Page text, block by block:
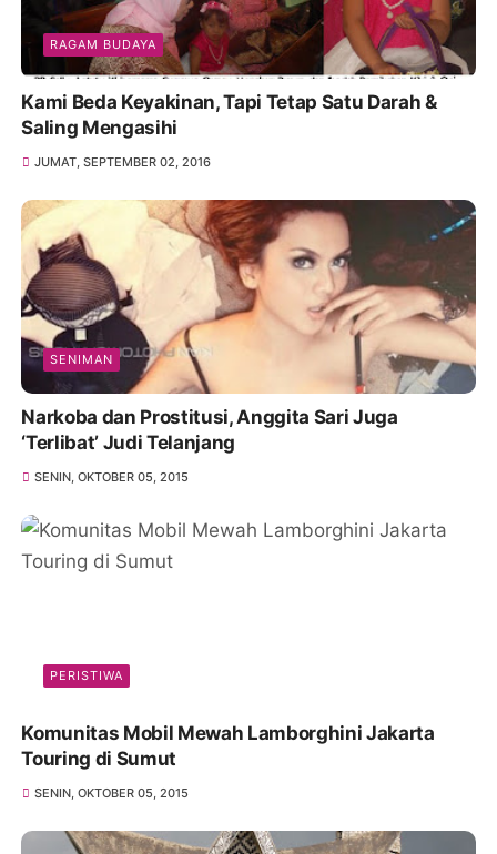
RAGAM BUDAYA
Kami Beda Keyakinan, Tapi Tetap Satu Darah &
Saling Mengasihi
JUMAT, SEPTEMBER 02, 2016
SENIMAN
Narkoba dan Prostitusi, Anggita Sari Juga
‘Terlibat’ Judi Telanjang
SENIN, OKTOBER 05, 2015
PERISTIWA
Komunitas Mobil Mewah Lamborghini Jakarta
Touring di Sumut
SENIN, OKTOBER 05, 2015